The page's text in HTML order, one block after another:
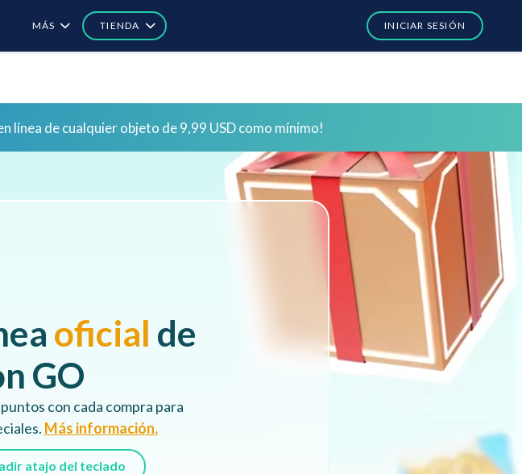
MÁS TIENDA INICIAR SESIÓN
Iniciar sesión
recompensas de bonus! Iniciar sesión
oficial de
GO
con cada compra para
Más información.
atajo del teclado